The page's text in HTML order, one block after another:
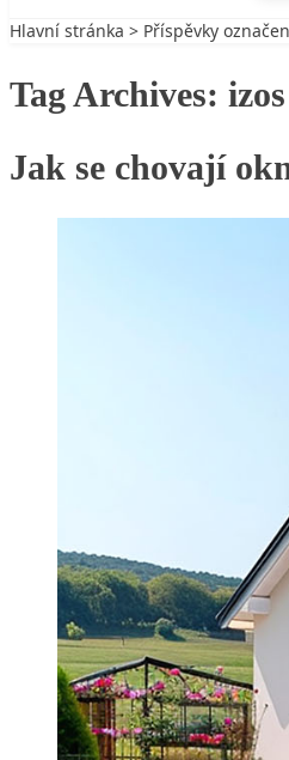
Hlavní stránka > Příspěvky
Tag Archives: izos
Jak se chovají